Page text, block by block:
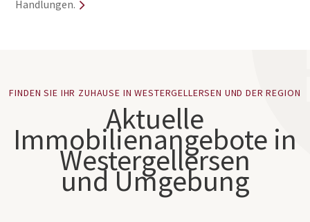
Handlungen.
FINDEN SIE IHR ZUHAUSE IN WESTERGELLERSEN UND DER REGION
Aktuelle
Immobilienangebote in
Westergellersen
und Umgebung